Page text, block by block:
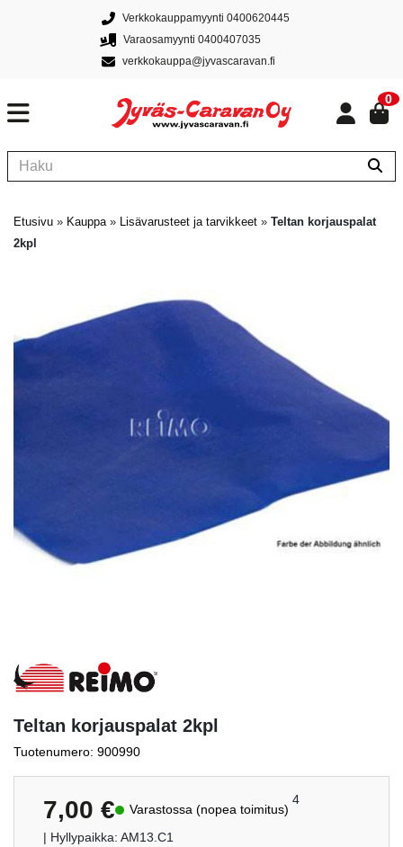
Verkkokauppamyynti 0400620445
Varaosamyynti 0400407035
verkkokauppa@jyvascaravan.fi
0
Etusivu » Kauppa» Lisävarusteet ja tarvikkeet » Teltan korjauspalat
2kpl
Teltan korjauspalat 2kpl
Tuotenumero: 900990
7,00 € Varastossa (nopea toimitus)
4
| Hyllypaikka: AM13.C1